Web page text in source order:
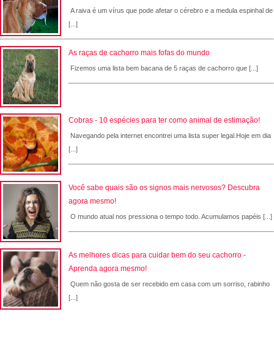
A raiva é um vírus que pode afetar o cérebro e a medula espinhal de
[...]
As raças de cachorro mais fofas do mundo
Fizemos uma lista bem bacana de 5 raças de cachorro que [...]
Cobras - 10 espécies para ter como animal de estimação!
Navegando pela internet encontrei uma lista super legal.Hoje em dia
[...]
Você sabe quais são os signos mais nervosos? Descubra
agora mesmo!
O mundo atual nos pressiona o tempo todo. Acumulamos papéis [...]
As melhores dicas para cuidar bem do seu cachorro -
Aprenda agora mesmo!
Quem não gosta de ser recebido em casa com um sorriso, rabinho
[...]